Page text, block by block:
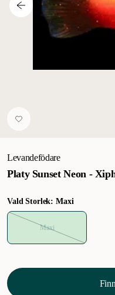
Levandefödare
Platy Sunset Neon -
Vald Storlek: Maxi
Maxi